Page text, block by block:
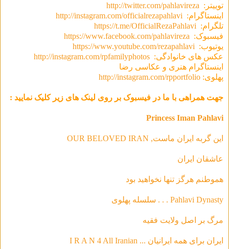
توییتر: http://twitter.com/pahlavireza
اینستاگرام: http://instagram.com/officialrezapahlavi
تلگرام: https://t.me/OfficialRezaPahlavi
فیسبوک: https://www.facebook.com/pahlavireza
یوتیوب: https://www.youtube.com/rezapahlavi
عکس های خانوادگی: http://instagram.com/rpfamilyphotos
اینستاگرام هنری و عکاسی رضا
پهلوی: http://instagram.com/rpportfolio
جهت همراهی با ما در فیسبوک بر روی لینک های زیر کلیک نمایید :
Princess Iman Pahlavi
این گربه ایران ماست, OUR BELOVED IRAN
عاشقان ایران
هموطنم هرگز تنها نخواهید بود
Pahlavi Dynasty . . . سلسله‌ پهلوی
مرگ بر اصل ولایت فقیه
ایران برای همه ایرانیان ... I R A N 4 All Iranian